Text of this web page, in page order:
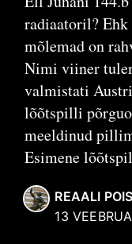
radiaatoril?
mõlemad on
Nimi viiner
valmistati
lõõtspilli
meeldinud
Esimene
REAALI
13